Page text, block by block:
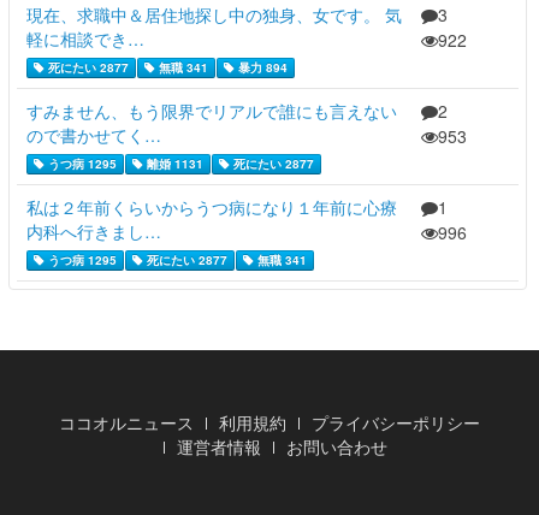
現在、求職中＆居住地探し中の独身、女です。 気
軽に相談でき…
死にたい 2877 無職 341 暴力 894
3
922
すみません、もう限界でリアルで誰にも言えない
ので書かせてく…
うつ病 1295 離婚 1131 死にたい 2877
2
953
私は２年前くらいからうつ病になり１年前に心療
内科へ行きまし…
うつ病 1295 死にたい 2877 無職 341
1
996
ココオルニュース 利用規約
プライバシーポリシー
運営者情報
お問い合わせ